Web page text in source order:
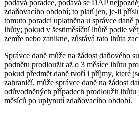
podává poradce, podává se DAP
zdaňovacího období; to platí jen, je-li
tomuto poradci uplatněna u správce daně
lhůty; pokud v šestiměsíční lhůtě podle
zemře nebo zanikne, zůstává tato lhůta
Správce daně může na žádost daňového
podnětu prodloužit až o 3 měsíce lhůtu
pokud předmět daně tvoří i příjmy, které
zahraničí, může správce daně na žádost
odůvodněných případech prodloužit
měsíců po uplynutí zdaňovacího období.